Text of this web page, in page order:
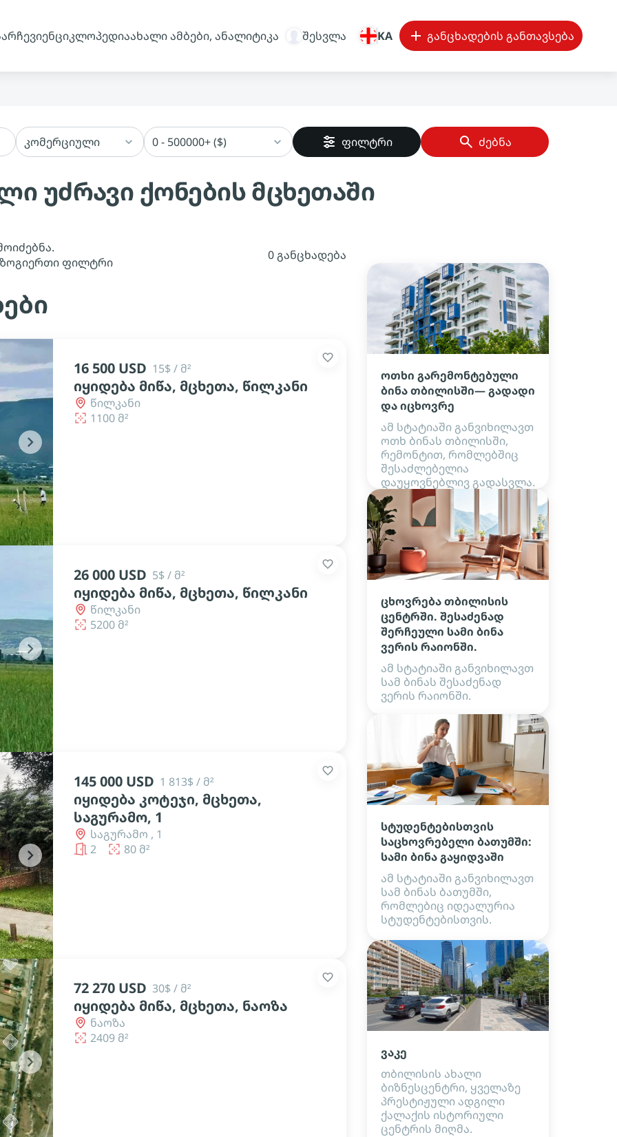
ენციკლოპედიაახალი ამბები, ანალიტიკა შესვლა KA განცხადების განთავსება
კომერციული 0 - 500000+ ($) ფილტრი ძებნა
უძრავი ქონების მცხეთაში
ფილტრი
0 განცხადება
chevron_right
16 500 USD 15$ / მ²
იყიდება მიწა, მცხეთა, წილკანი
წილკანი
1100 მ²
chevron_right
26 000 USD 5$ / მ²
იყიდება მიწა, მცხეთა, წილკანი
წილკანი
5200 მ²
chevron_right
145 000 USD 1 813$ / მ²
იყიდება კოტეჯი, მცხეთა,
საგურამო, 1
საგურამო , 1
2
80 მ²
chevron_right
72 270 USD 30$ / მ²
იყიდება მიწა, მცხეთა, ნაოზა
ნაოზა
2409 მ²
ოთხი გარემონტებული
ბინა თბილისში— გადადი
და იცხოვრე
ამ სტატიაში განვიხილავთ
ოთხ ბინას თბილისში,
რემონტით, რომლებშიც
შესაძლებელია
დაუყოვნებლივ გადასვლა.
ცხოვრება თბილისის
ცენტრში. შესაძენად
შერჩეული სამი ბინა
ვერის რაიონში.
ამ სტატიაში განვიხილავთ
სამ ბინას შესაძენად
ვერის რაიონში.
სტუდენტებისთვის
საცხოვრებელი ბათუმში:
სამი ბინა გაყიდვაში
ამ სტატიაში განვიხილავთ
სამ ბინას ბათუმში,
რომლებიც იდეალურია
სტუდენტებისთვის.
ვაკე
თბილისის ახალი
ბიზნესცენტრი, ყველაზე
პრესტიჟული ადგილი
ქალაქის ისტორიული
ცენტრის მიღმა.